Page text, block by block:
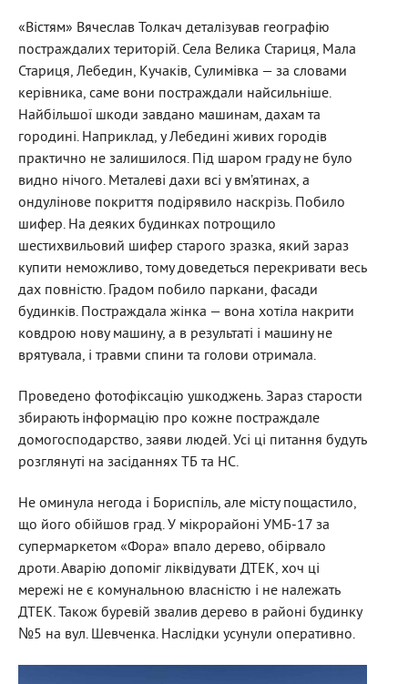
«Вістям» Вячеслав Толкач деталізував географію
постраждалих територій. Села Велика Стариця, Мала
Стариця, Лебедин, Кучаків, Сулимівка — за словами
керівника, саме вони постраждали найсильніше.
Найбільшої шкоди завдано машинам, дахам та
городині. Наприклад, у Лебедині живих городів
практично не залишилося. Під шаром граду не було
видно нічого. Металеві дахи всі у вм’ятинах, а
ондулінове покриття подірявило наскрізь. Побило
шифер. На деяких будинках потрощило
шестихвильовий шифер старого зразка, який зараз
купити неможливо, тому доведеться перекривати весь
дах повністю. Градом побило паркани, фасади
будинків. Постраждала жінка — вона хотіла накрити
ковдрою нову машину, а в результаті і машину не
врятувала, і травми спини та голови отримала.
Проведено фотофіксацію ушкоджень. Зараз старости
збирають інформацію про кожне постраждале
домогосподарство, заяви людей. Усі ці питання будуть
розглянуті на засіданнях ТБ та НС.
Не оминула негода і Бориспіль, але місту пощастило,
що його обійшов град. У мікрорайоні УМБ-17 за
супермаркетом «Фора» впало дерево, обірвало
дроти. Аварію допоміг ліквідувати ДТЕК, хоч ці
мережі не є комунальною власністю і не належать
ДТЕК. Також буревій звалив дерево в районі будинку
№5 на вул. Шевченка. Наслідки усунули оперативно.